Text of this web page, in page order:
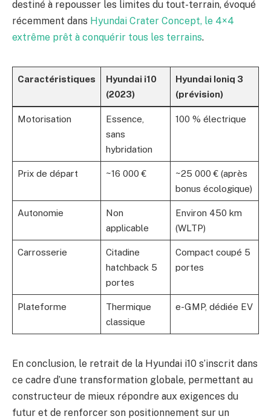
destiné à repousser les limites du tout-terrain, évoqué
récemment dans Hyundai Crater Concept, le 4×4
extrême prêt à conquérir tous les terrains.
Caractéristiques
Hyundai i10
(2023)
Hyundai Ioniq 3
(prévision)
Motorisation
Essence,
sans
hybridation
100 % électrique
Prix de départ ~16 000 €
~25 000 € (après
bonus écologique)
Autonomie
Non
applicable
Environ 450 km
(WLTP)
Carrosserie
Citadine
hatchback 5
portes
Compact coupé 5
portes
Plateforme
Thermique
classique
e-GMP, dédiée EV
En conclusion, le retrait de la Hyundai i10 s’inscrit dans
ce cadre d’une transformation globale, permettant au
constructeur de mieux répondre aux exigences du
futur et de renforcer son positionnement sur un